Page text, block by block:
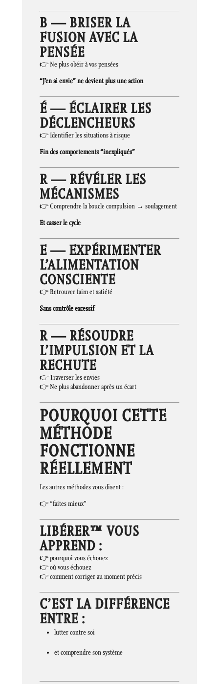
B — BRISER LA
FUSION AVEC LA
PENSÉE
👉 Ne plus obéir à vos pensées
“J’en ai envie” ne devient plus une action
É — ÉCLAIRER LES
DÉCLENCHEURS
👉 Identifier les situations à risque
Fin des comportements “inexpliqués”
R — RÉVÉLER LES
MÉCANISMES
👉 Comprendre la boucle compulsion → soulagement
Et casser le cycle
E — EXPÉRIMENTER
L’ALIMENTATION
CONSCIENTE
👉 Retrouver faim et satiété
Sans contrôle excessif
R — RÉSOUDRE
L’IMPULSION ET LA
RECHUTE
👉 Traverser les envies
👉 Ne plus abandonner après un écart
POURQUOI CETTE
MÉTHODE
FONCTIONNE
RÉELLEMENT
Les autres méthodes vous disent :
👉 “faites mieux”
LIBÉRER™ VOUS
APPREND :
👉 pourquoi vous échouez
👉 où vous échouez
👉 comment corriger au moment précis
C’EST LA DIFFÉRENCE
ENTRE :
lutter contre soi
et comprendre son système